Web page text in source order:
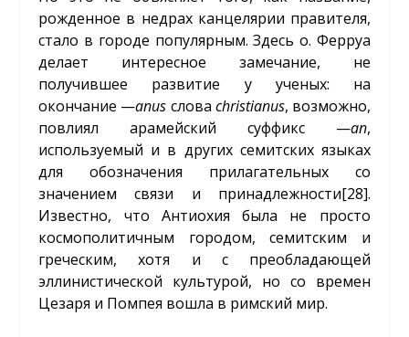
рожденное в недрах канцелярии правителя,
стало в городе популярным. Здесь о. Ферруа
делает интересное замечание, не
получившее развитие у ученых: на
окончание —anus слова christianus, возможно,
повлиял арамейский суффикс —an,
используемый и в других семитских языках
для обозначения прилагательных со
значением связи и принадлежности[28].
Известно, что Антиохия была не просто
космополитичным городом, семитским и
греческим, хотя и с преобладающей
эллинистической культурой, но со времен
Цезаря и Помпея вошла в римский мир.